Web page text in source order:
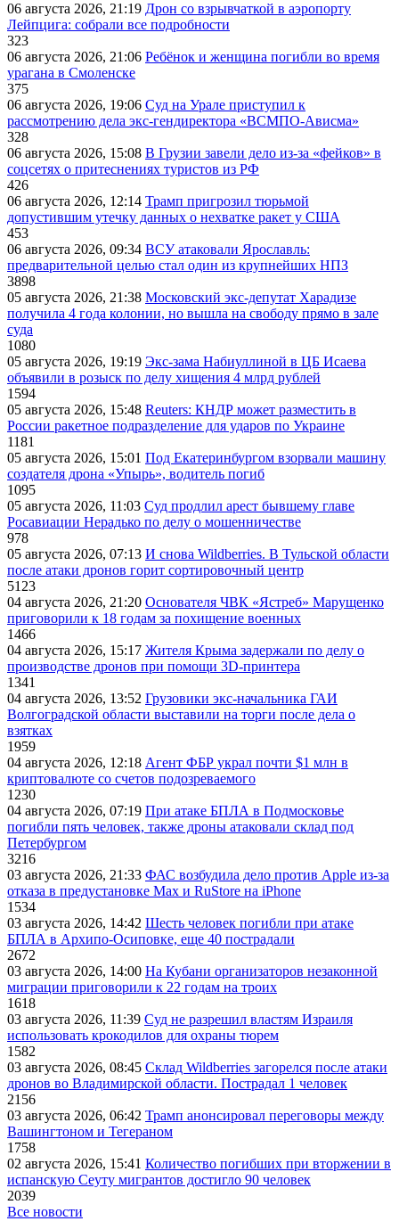
06 августа 2026, 21:19 Дрон со взрывчаткой в аэропорту
Лейпцига: собрали все подробности
323
06 августа 2026, 21:06 Ребёнок и женщина погибли во время
урагана в Смоленске
375
06 августа 2026, 19:06 Суд на Урале приступил к
рассмотрению дела экс-гендиректора «ВСМПО-Ависма»
328
06 августа 2026, 15:08 В Грузии завели дело из-за «фейков» в
соцсетях о притеснениях туристов из РФ
426
06 августа 2026, 12:14 Трамп пригрозил тюрьмой
допустившим утечку данных о нехватке ракет у США
453
06 августа 2026, 09:34 ВСУ атаковали Ярославль:
предварительной целью стал один из крупнейших НПЗ
3898
05 августа 2026, 21:38 Московский экс-депутат Харадизе
получила 4 года колонии, но вышла на свободу прямо в зале
суда
1080
05 августа 2026, 19:19 Экс-зама Набиуллиной в ЦБ Исаева
объявили в розыск по делу хищения 4 млрд рублей
1594
05 августа 2026, 15:48 Reuters: КНДР может разместить в
России ракетное подразделение для ударов по Украине
1181
05 августа 2026, 15:01 Под Екатеринбургом взорвали машину
создателя дрона «Упырь», водитель погиб
1095
05 августа 2026, 11:03 Суд продлил арест бывшему главе
Росавиации Нерадько по делу о мошенничестве
978
05 августа 2026, 07:13 И снова Wildberries. В Тульской области
после атаки дронов горит сортировочный центр
5123
04 августа 2026, 21:20 Основателя ЧВК «Ястреб» Марущенко
приговорили к 18 годам за похищение военных
1466
04 августа 2026, 15:17 Жителя Крыма задержали по делу о
производстве дронов при помощи 3D‑принтера
1341
04 августа 2026, 13:52 Грузовики экс-начальника ГАИ
Волгоградской области выставили на торги после дела о
взятках
1959
04 августа 2026, 12:18 Агент ФБР украл почти $1 млн в
криптовалюте со счетов подозреваемого
1230
04 августа 2026, 07:19 При атаке БПЛА в Подмосковье
погибли пять человек, также дроны атаковали склад под
Петербургом
3216
03 августа 2026, 21:33 ФАС возбудила дело против Apple из-за
отказа в предустановке Max и RuStore на iPhone
1534
03 августа 2026, 14:42 Шесть человек погибли при атаке
БПЛА в Архипо-Осиповке, еще 40 пострадали
2672
03 августа 2026, 14:00 На Кубани организаторов незаконной
миграции приговорили к 22 годам на троих
1618
03 августа 2026, 11:39 Суд не разрешил властям Израиля
использовать крокодилов для охраны тюрем
1582
03 августа 2026, 08:45 Склад Wildberries загорелся после атаки
дронов во Владимирской области. Пострадал 1 человек
2156
03 августа 2026, 06:42 Трамп анонсировал переговоры между
Вашингтоном и Тегераном
1758
02 августа 2026, 15:41 Количество погибших при вторжении в
испанскую Сеуту мигрантов достигло 90 человек
2039
Все новости